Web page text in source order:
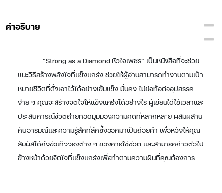
คำอธิบาย
“Strong as a Diamond หัวใจเพชร” เป็นหนังสือที่จะช่วย
แนะวิธีสร้างพลังใจที่แข็งแกร่ง ช่วยให้ผู้อ่านสามารถทำงานตามเป้า
หมายชีวิตที่ตั้งเอาไว้ได้อย่างเข้มแข็ง มั่นคง ไม่ย่อท้อต่ออุปสรรค
ง่าย ๆ คุณจะสร้างจิตใจให้แข็งแกร่งได้อย่างไร ผู้เขียนได้ใช้เวลาและ
ประสบการณ์ชีวิตถ่ายทอดมุมมองความคิดที่หลากหลาย ผสมผสาน
กับอารมณ์และความรู้สึกที่ลึกซึ้งออกมาเป็นถ้อยคำ เพื่อหวังให้คุณ
สัมผัสได้ถึงข้อเท็จจริงต่าง ๆ ของการใช้ชีวิต และสามารถก้าวต่อไป
ข้างหน้าด้วยจิตใจที่แข็งแกร่งเพื่อทำตามความฝันที่คุณต้องการ